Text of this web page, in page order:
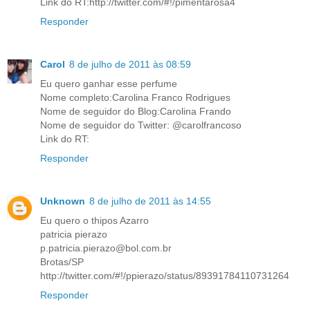
Responder
Carol 8 de julho de 2011 às 08:59
Eu quero ganhar esse perfume
Nome completo:Carolina Franco Rodrigues
Nome de seguidor do Blog:Carolina Frando
Nome de seguidor do Twitter: @carolfrancoso
Link do RT:
Responder
Unknown 8 de julho de 2011 às 14:55
Eu quero o thipos Azarro
patricia pierazo
p.patricia.pierazo@bol.com.br
Brotas/SP
http://twitter.com/#!/ppierazo/status/89391784110731264
Responder